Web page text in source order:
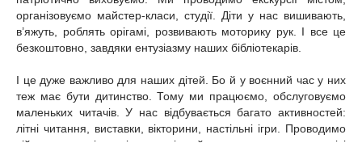
організовуємо майстер-класи, студії. Діти у нас вишивають,
в’яжуть, роблять орігамі, розвивають моторику рук. І все це
безкоштовно, завдяки ентузіазму наших бібліотекарів.
І це дуже важливо для наших дітей. Бо й у воєнний час у них
теж має бути дитинство. Тому ми працюємо, обслуговуємо
маленьких читачів. У нас відбувається багато активностей:
літні читання, виставки, вікторини, настільні ігри. Проводимо